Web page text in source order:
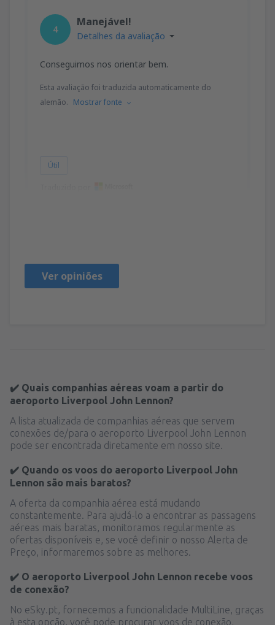
4
Manejável!
Detalhes da avaliação
Conseguimos nos orientar bem.
Esta avaliação foi traduzida automaticamente do
alemão. Mostrar fonte
Útil
Ver opiniões
✔️ Quais companhias aéreas voam a partir do
aeroporto Liverpool John Lennon?
A lista atualizada de companhias aéreas que servem
conexões de/para o aeroporto Liverpool John Lennon
pode ser encontrada diretamente em nosso site.
✔️ Quando os voos do aeroporto Liverpool John
Lennon são mais baratos?
A oferta da companhia aérea está mudando
constantemente. Para ajudá-lo a encontrar as passagens
aéreas mais baratas, monitoramos regularmente as
ofertas disponíveis e, se você definir o nosso Alerta de
Preço, informaremos sobre as melhores.
✔️ O aeroporto Liverpool John Lennon recebe voos
de conexão?
No eSky.pt, fornecemos a funcionalidade MultiLine, graças
à esta opção, você pode procurar voos de conexão,